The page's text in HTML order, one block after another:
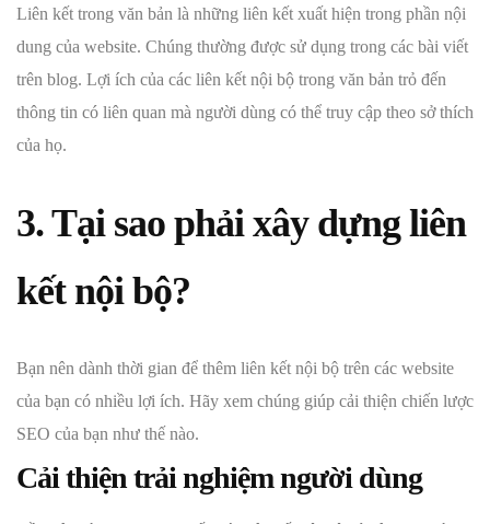
Liên kết trong văn bản là những liên kết xuất hiện trong phần nội
dung của website. Chúng thường được sử dụng trong các bài viết
trên blog. Lợi ích của các liên kết nội bộ trong văn bản trỏ đến
thông tin có liên quan mà người dùng có thể truy cập theo sở thích
của họ.
3. Tại sao phải xây dựng liên
kết nội bộ?
Bạn nên dành thời gian để thêm liên kết nội bộ trên các website
của bạn có nhiều lợi ích. Hãy xem chúng giúp cải thiện chiến lược
SEO của bạn như thế nào.
Cải thiện trải nghiệm người dùng